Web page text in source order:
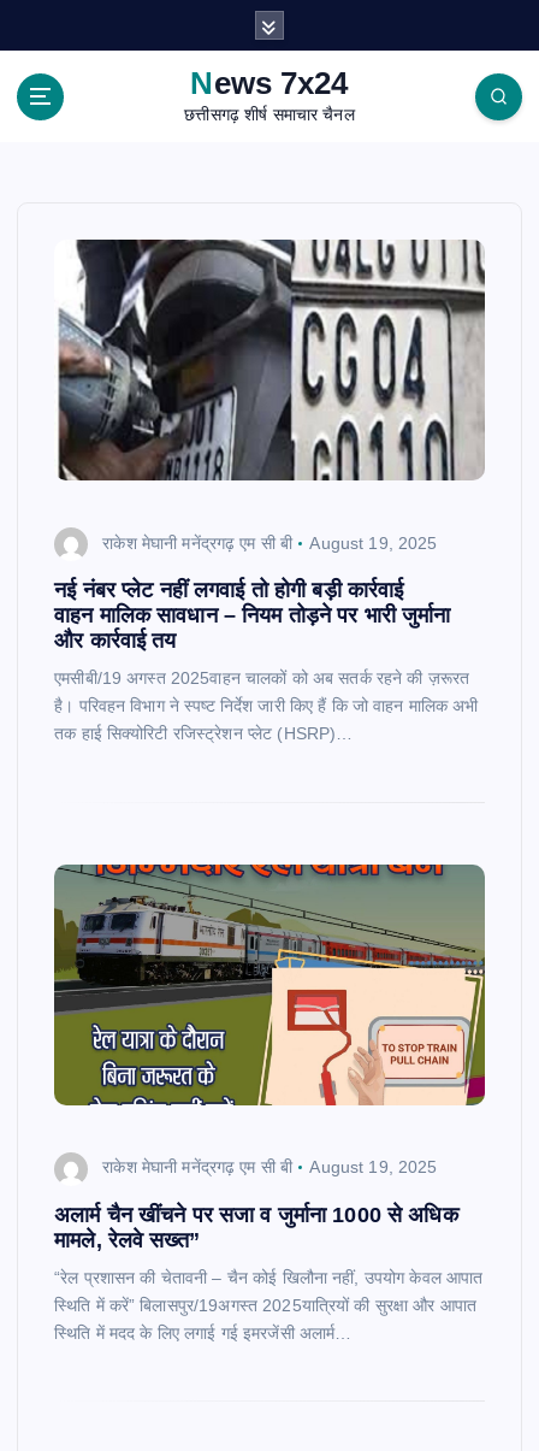
News 7x24
छत्तीसगढ़ शीर्ष समाचार चैनल
राकेश मेघानी मनेंद्रगढ़ एम सी बी August 19, 2025
नई नंबर प्लेट नहीं लगवाई तो होगी बड़ी कार्रवाई
वाहन मालिक सावधान – नियम तोड़ने पर भारी जुर्माना
और कार्रवाई तय
एमसीबी/19 अगस्त 2025वाहन चालकों को अब सतर्क रहने की ज़रूरत
है। परिवहन विभाग ने स्पष्ट निर्देश जारी किए हैं कि जो वाहन मालिक अभी
तक हाई सिक्योरिटी रजिस्ट्रेशन प्लेट (HSRP)…
राकेश मेघानी मनेंद्रगढ़ एम सी बी August 19, 2025
अलार्म चैन खींचने पर सजा व जुर्माना 1000 से अधिक
मामले, रेलवे सख्त”
“रेल प्रशासन की चेतावनी – चैन कोई खिलौना नहीं, उपयोग केवल आपात
स्थिति में करें” बिलासपुर/19अगस्त 2025यात्रियों की सुरक्षा और आपात
स्थिति में मदद के लिए लगाई गई इमरजेंसी अलार्म…